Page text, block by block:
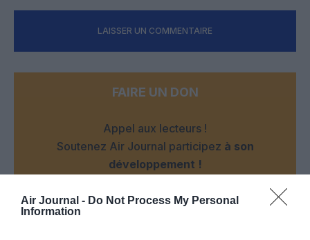
Air Journal - Do Not Process My Personal
Information
LAISSER UN COMMENTAIRE
FAIRE UN DON
Appel aux lecteurs !
Soutenez Air Journal participez à son
développement !